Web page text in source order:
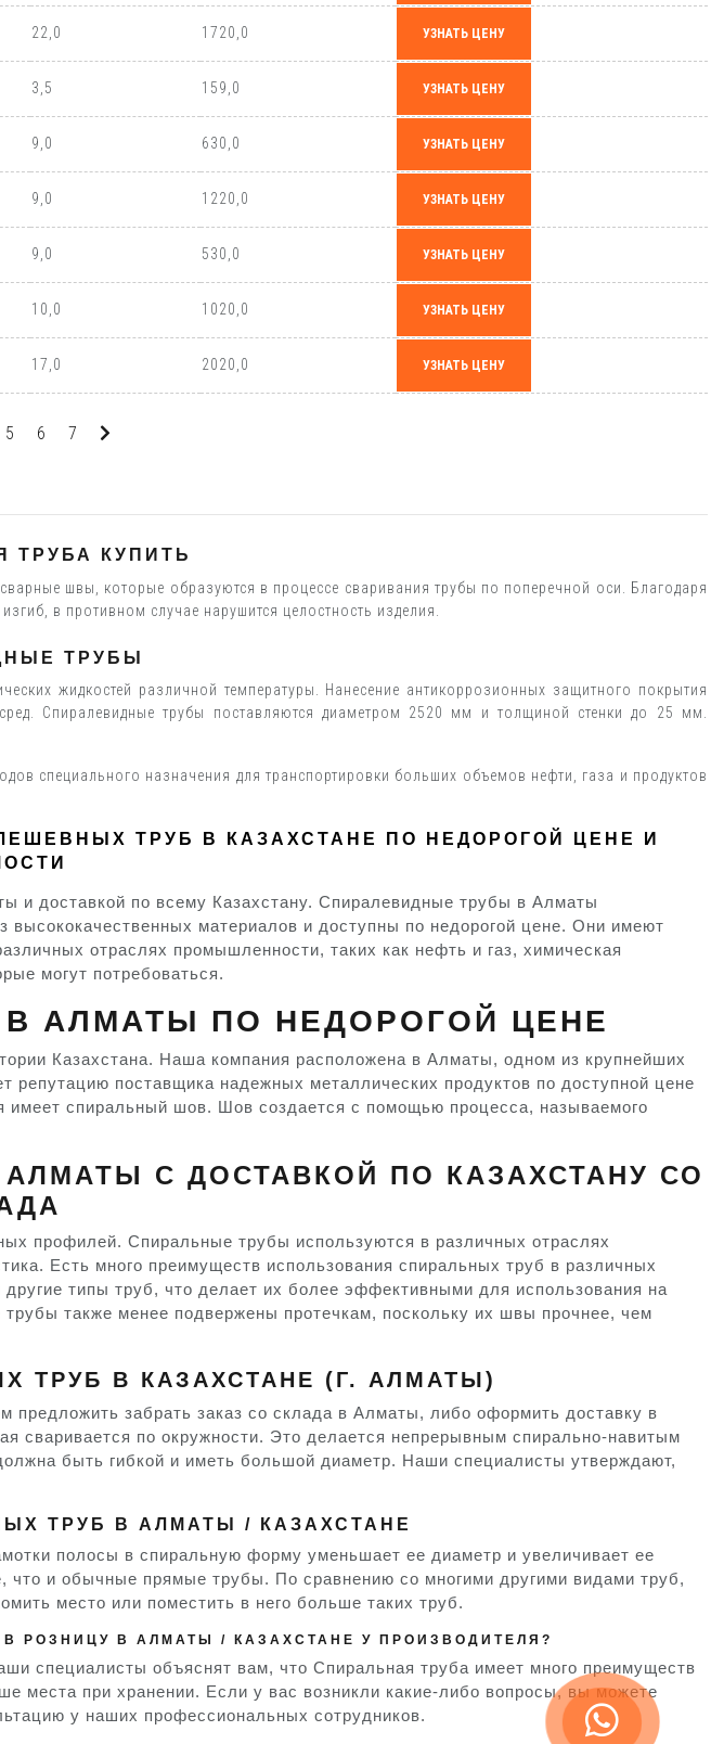
22,0 1720,0 УЗНАТЬ ЦЕНУ
3,5 159,0 УЗНАТЬ ЦЕНУ
9,0 630,0 УЗНАТЬ ЦЕНУ
9,0 1220,0 УЗНАТЬ ЦЕНУ
9,0 530,0 УЗНАТЬ ЦЕНУ
10,0 1020,0 УЗНАТЬ ЦЕНУ
17,0 2020,0 УЗНАТЬ ЦЕНУ
5 6 7
ТРУБА КУПИТЬ
швы, которые образуются в процессе сваривания трубы по поперечной оси. Благодаря
в противном случае нарушится целостность изделия.
ТРУБЫ
жидкостей различной температуры. Нанесение антикоррозионных защитного покрытия
Спиралевидные трубы поставляются диаметром 2520 мм и толщиной стенки до 25 мм.
специального назначения для транспортировки больших объемов нефти, газа и продуктов
ТРУБ В КАЗАХСТАНЕ ПО НЕДОРОГОЙ ЦЕНЕ И
и доставкой по всему Казахстану. Спиралевидные трубы в Алматы
материалов и доступны по недорогой цене. Они имеют
отраслях промышленности, таких как нефть и газ, химическая
могут потребоваться.
АЛМАТЫ ПО НЕДОРОГОЙ ЦЕНЕ
Казахстана. Наша компания расположена в Алматы, одном из крупнейших
репутацию поставщика надежных металлических продуктов по доступной цене
имеет спиральный шов. Шов создается с помощью процесса, называемого
С ДОСТАВКОЙ ПО КАЗАХСТАНУ СО
профилей. Спиральные трубы используются в различных отраслях
Есть много преимуществ использования спиральных труб в различных
типы труб, что делает их более эффективными для использования на
также менее подвержены протечкам, поскольку их швы прочнее, чем
ТРУБ В КАЗАХСТАНЕ (Г. АЛМАТЫ)
забрать заказ со склада в Алматы, либо оформить доставку в
сваривается по окружности. Это делается непрерывным спирально-навитым
быть гибкой и иметь большой диаметр. Наши специалисты утверждают,
ТРУБ В АЛМАТЫ / КАЗАХСТАНЕ
полосы в спиральную форму уменьшает ее диаметр и увеличивает ее
что и обычные прямые трубы. По сравнению со многими другими видами труб,
место или поместить в него больше таких труб.
РОЗНИЦУ В АЛМАТЫ / КАЗАХСТАНЕ У ПРОИЗВОДИТЕЛЯ?
специалисты объяснят вам, что Спиральная труба имеет много преимуществ
места при хранении. Если у вас возникли какие-либо вопросы, вы можете
у наших профессиональных сотрудников.